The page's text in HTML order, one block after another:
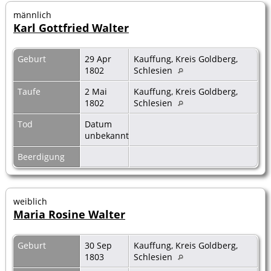
männlich
Karl Gottfried Walter
Geburt
29 Apr
1802
Kauffung, Kreis Goldberg,
Schlesien
Taufe
2 Mai
1802
Kauffung, Kreis Goldberg,
Schlesien
Tod
Datum
unbekannt
Beerdigung
weiblich
Maria Rosine Walter
Geburt
30 Sep
1803
Kauffung, Kreis Goldberg,
Schlesien